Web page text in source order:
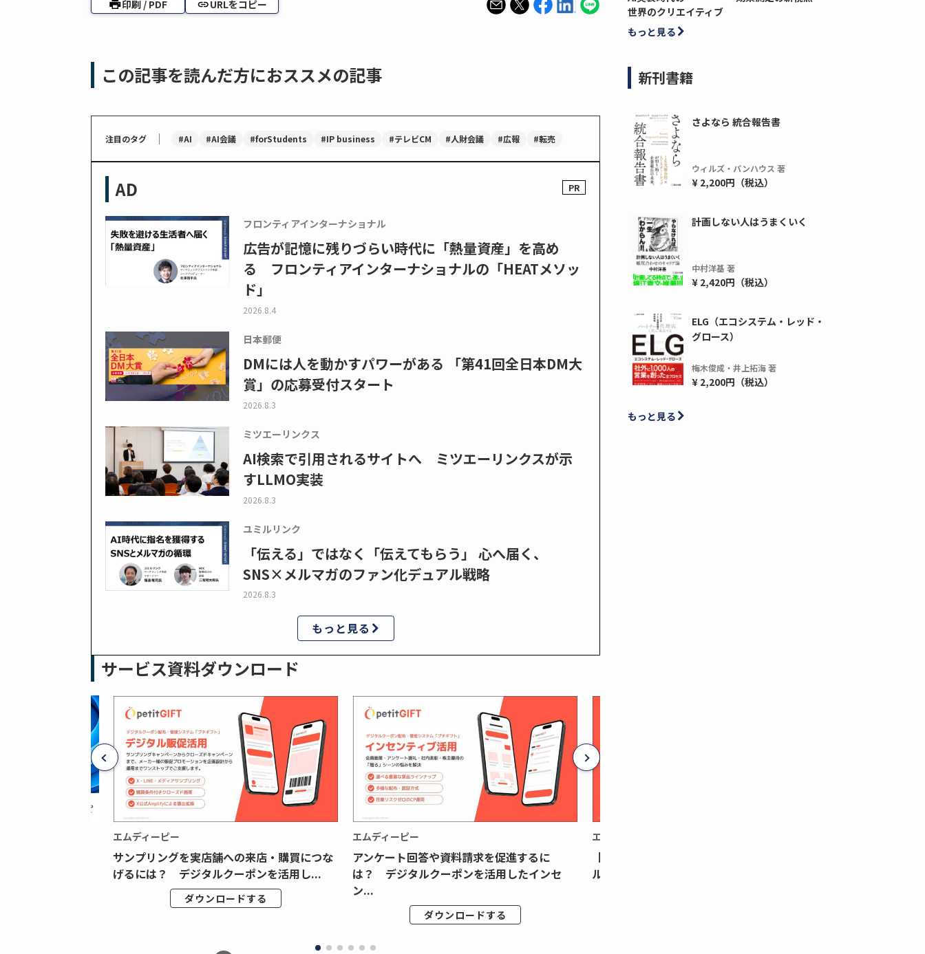
印刷 / PDF URLをコピー
この記事を読んだ方におススメの記事
注目のタグ ｜ #AI #AI会議 #forStudents #IP business #テレビCM #人財会議 #広報 #転売
AD
フロンティアインターナショナル
広告が記憶に残りづらい時代に「熱量資産」を高め
る フロンティアインターナショナルの「HEATメソッ
ド」
2026.8.4
日本郵便
DMには人を動かすパワーがある 「第41回全日本DM大
賞」の応募受付スタート
2026.8.3
ミツエーリンクス
AI検索で引用されるサイトへ ミツエーリンクスが示
すLLMO実装
2026.8.3
ユミルリンク
「伝える」ではなく「伝えてもらう」 心へ届く、
SNS×メルマガのファン化デュアル戦略
2026.8.3
もっと見る
サービス資料ダウンロード
エムディーピー
サンプリングを実店舗への来店・購買につな
げるには？ デジタルクーポンを活用し...
ダウンロードする
エムディーピー
アンケート回答や資料請求を促進するに
は？ デジタルクーポンを活用したインセ
ン...
ダウンロードする
エムディーピー
【月間1,000万本以上の配布実績！】デジタ
ルクーポンを活用した販促キャンペーンを...
世界のクリエイティブ
もっと見る
新刊書籍
さよなら 統合報告書
ウィルズ・パンハウス 著
¥ 2,200円（税込）
計画しない人はうまくいく
中村洋基 著
¥ 2,420円（税込）
ELG（エコシステム・レッド・
グロース）
梅木俊成・井上拓海 著
¥ 2,200円（税込）
もっと見る